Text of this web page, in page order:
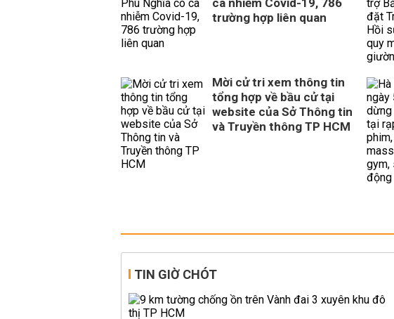
trường hợp liên quan
Mời cử tri xem thông tin
tổng hợp về bầu cử tại
website của Sở Thông tin
và Truyền thông TP HCM
TIN GIỜ CHÓT